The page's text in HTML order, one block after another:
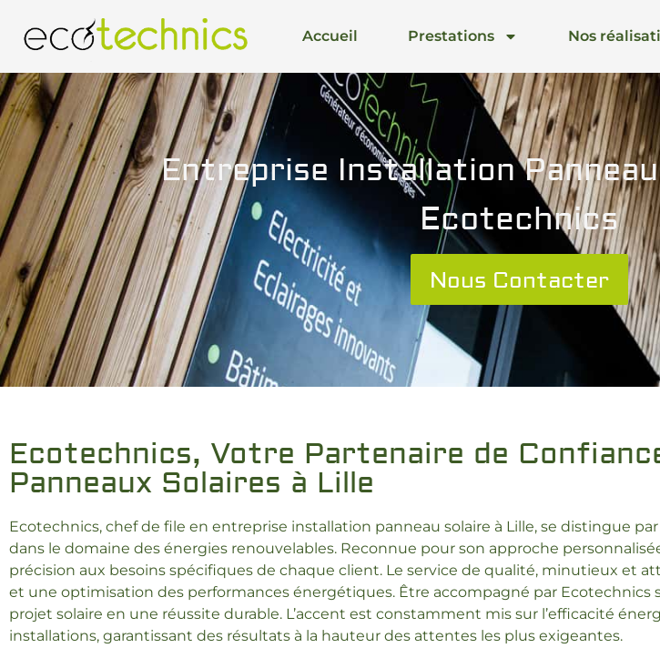
Accueil Prestations Nos
Entreprise Installation
Ecotechnics
Nous Contacter
Ecotechnics, Votre Partenaire de
Panneaux Solaires à Lille
Ecotechnics, chef de file en entreprise installation panneau solaire à Lille, se distingue
dans le domaine des énergies renouvelables. Reconnue pour son approche
précision aux besoins spécifiques de chaque client. Le service de qualité, minutieux et
et une optimisation des performances énergétiques. Être accompagné par Ecotechnics
projet solaire en une réussite durable. L’accent est constamment mis sur l’efficacité
installations, garantissant des résultats à la hauteur des attentes les plus exigeantes.